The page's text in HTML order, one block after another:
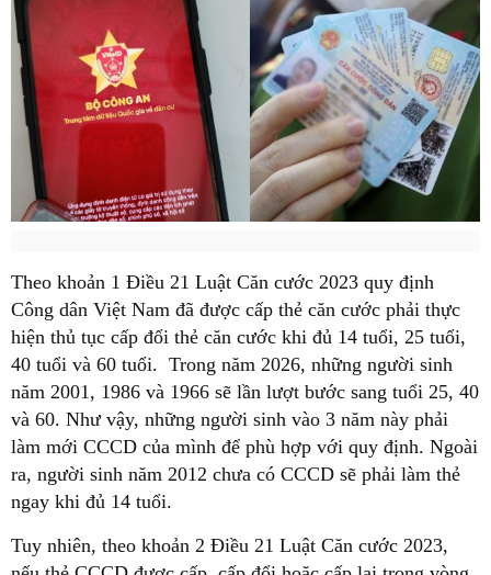
Theo khoản 1 Điều 21 Luật Căn cước 2023 quy định
Công dân Việt Nam đã được cấp thẻ căn cước phải thực
hiện thủ tục cấp đổi thẻ căn cước khi đủ 14 tuổi, 25 tuổi,
40 tuổi và 60 tuổi. Trong năm 2026, những người sinh
năm 2001, 1986 và 1966 sẽ lần lượt bước sang tuổi 25, 40
và 60. Như vậy, những người sinh vào 3 năm này phải
làm mới CCCD của mình để phù hợp với quy định. Ngoài
ra, người sinh năm 2012 chưa có CCCD sẽ phải làm thẻ
ngay khi đủ 14 tuổi.
Tuy nhiên, theo khoản 2 Điều 21 Luật Căn cước 2023,